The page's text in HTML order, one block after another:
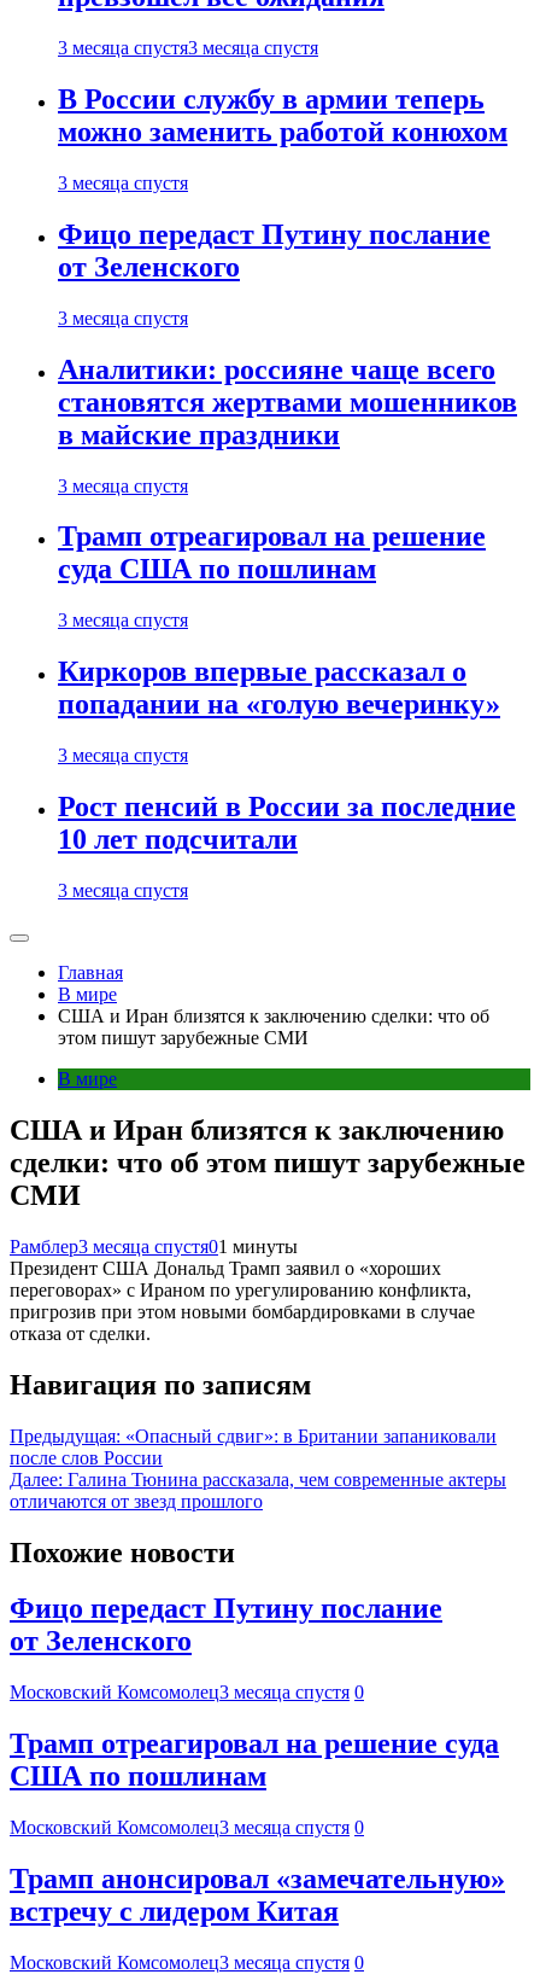
3 месяца спустя3 месяца спустя
В России службу в армии теперь
можно заменить работой конюхом
3 месяца спустя
Фицо передаст Путину послание
от Зеленского
3 месяца спустя
Аналитики: россияне чаще всего
становятся жертвами мошенников
в майские праздники
3 месяца спустя
Трамп отреагировал на решение
суда США по пошлинам
3 месяца спустя
Киркоров впервые рассказал о
попадании на «голую вечеринку»
3 месяца спустя
Рост пенсий в России за последние
10 лет подсчитали
3 месяца спустя
Главная
В мире
США и Иран близятся к заключению сделки: что об
этом пишут зарубежные СМИ
В мире
США и Иран близятся к заключению
сделки: что об этом пишут зарубежные
СМИ
Рамблер3 месяца спустя01 минуты
Президент США Дональд Трамп заявил о «хороших
переговорах» с Ираном по урегулированию конфликта,
пригрозив при этом новыми бомбардировками в случае
отказа от сделки.
Навигация по записям
Предыдущая: «Опасный сдвиг»: в Британии запаниковали
после слов России
Далее: Галина Тюнина рассказала, чем современные актеры
отличаются от звезд прошлого
Похожие новости
Фицо передаст Путину послание
от Зеленского
Московский Комсомолец3 месяца спустя 0
Трамп отреагировал на решение суда
США по пошлинам
Московский Комсомолец3 месяца спустя 0
Трамп анонсировал «замечательную»
встречу с лидером Китая
Московский Комсомолец3 месяца спустя 0